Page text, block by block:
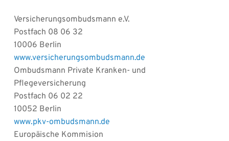
Versicherungsombudsmann e.V.
Postfach 08 06 32
10006 Berlin
www.versicherungsombudsmann.de
Ombudsmann Private Kranken- und
Pflegeversicherung
Postfach 06 02 22
10052 Berlin
www.pkv-ombudsmann.de
Europäische Kommision